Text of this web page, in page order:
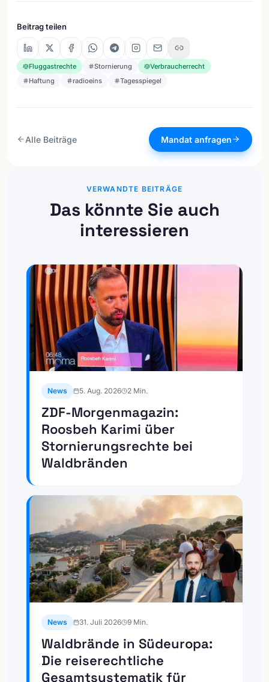
Beitrag teilen
Fluggastrechte Stornierung
Verbraucherrecht
Haftung
radioeins Tagesspiegel
Alle Beiträge Mandat anfragen
VERWANDTE BEITRÄGE
Das könnte Sie auch
interessieren
News 5. Aug. 2026 2 Min.
ZDF-Morgenmagazin:
Roosbeh Karimi über
Stornierungsrechte bei
Waldbränden
News 31. Juli 2026 9 Min.
Waldbrände in Südeuropa:
Die reiserechtliche
Gesamtsystematik für